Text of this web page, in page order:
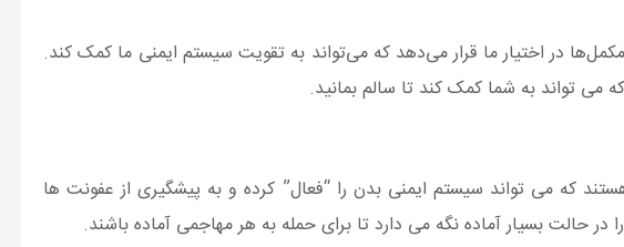
در اختیار ما قرار می‌دهد که می‌تواند به تقویت سیستم ایمنی ما کمک کند.
می تواند به شما کمک کند تا سالم بمانید.
که می تواند سیستم ایمنی بدن را “فعال” کرده و به پیشگیری از عفونت ها
حالت بسیار آماده نگه می دارد تا برای حمله به هر مهاجمی آماده باشند.